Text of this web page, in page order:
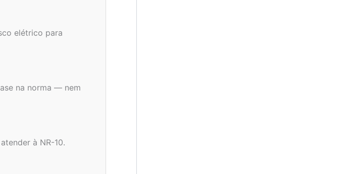
elétrico para
na norma — nem
à NR-10.